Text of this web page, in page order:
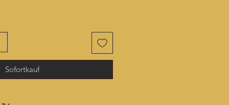
Sofortkauf